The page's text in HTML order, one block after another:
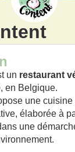
un restaurant
, en Belgique.
une cuisine
élaborée à
une